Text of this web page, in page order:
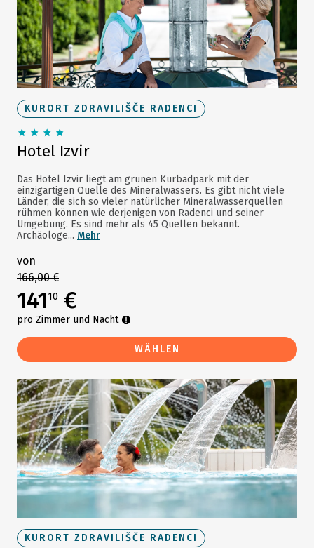
KURORT ZDRAVILIŠČE RADENCI
Hotel Izvir
Das Hotel Izvir liegt am grünen Kurbadpark mit der
einzigartigen Quelle des Mineralwassers. Es gibt nicht viele
Länder, die sich so vieler natürlicher Mineralwasserquellen
rühmen können wie derjenigen von Radenci und seiner
Umgebung. Es sind mehr als 45 Quellen bekannt.
Archäologe... Mehr
von
166,00 €
14110 €
pro Zimmer und Nacht
WÄHLEN
KURORT ZDRAVILIŠČE RADENCI